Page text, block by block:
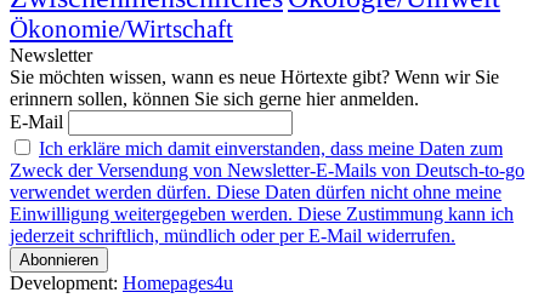
Ökonomie/Wirtschaft
Newsletter
Sie möchten wissen, wann es neue Hörtexte gibt? Wenn wir Sie
erinnern sollen, können Sie sich gerne hier anmelden.
E-Mail
Ich erkläre mich damit einverstanden, dass meine Daten zum
Zweck der Versendung von Newsletter-E-Mails von Deutsch-to-go
verwendet werden dürfen. Diese Daten dürfen nicht ohne meine
Einwilligung weitergegeben werden. Diese Zustimmung kann ich
jederzeit schriftlich, mündlich oder per E-Mail widerrufen.
Development: Homepages4u